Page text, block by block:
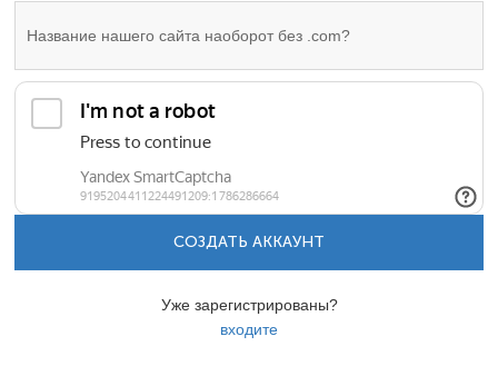
СОЗДАТЬ АККАУНТ
Уже зарегистрированы?
входите